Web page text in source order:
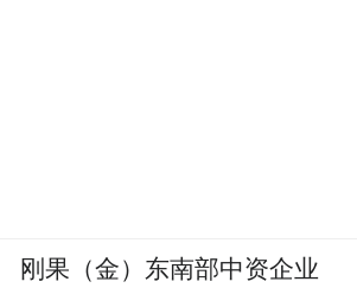
刚果（金）东南部中资企业